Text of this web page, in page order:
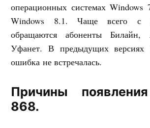
операционных системах
Windows 8.1. Чаще всего с
обращаются абоненты
Уфанет. В предыдущих версиях
ошибка не встречалась.
Причины
868.